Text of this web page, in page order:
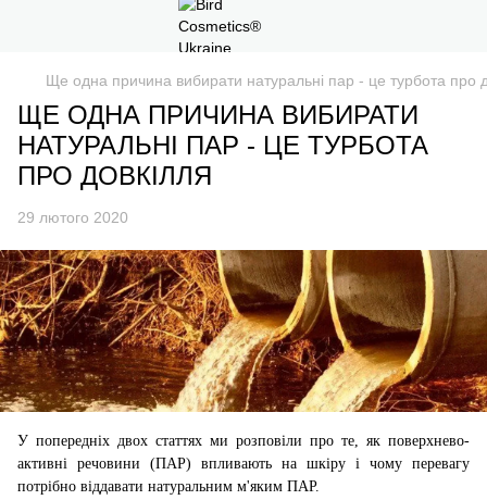
Ще одна причина вибирати натуральні пар - це турбота про
ЩЕ ОДНА ПРИЧИНА ВИБИРАТИ
НАТУРАЛЬНІ ПАР - ЦЕ ТУРБОТА
ПРО ДОВКІЛЛЯ
29 лютого 2020
У попередніх двох статтях ми розповіли про те, як поверхнево-
активні речовини (ПАР) впливають на шкіру і чому перевагу
потрібно віддавати натуральним м'яким ПАР.